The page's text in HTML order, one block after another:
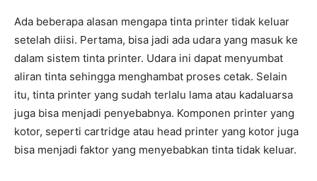
Ada beberapa alasan mengapa tinta printer tidak keluar
setelah diisi. Pertama, bisa jadi ada udara yang masuk ke
dalam sistem tinta printer. Udara ini dapat menyumbat
aliran tinta sehingga menghambat proses cetak. Selain
itu, tinta printer yang sudah terlalu lama atau kadaluarsa
juga bisa menjadi penyebabnya. Komponen printer yang
kotor, seperti cartridge atau head printer yang kotor juga
bisa menjadi faktor yang menyebabkan tinta tidak keluar.